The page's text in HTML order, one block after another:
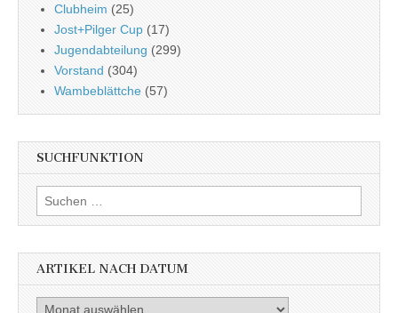
Clubheim (25)
Jost+Pilger Cup (17)
Jugendabteilung (299)
Vorstand (304)
Wambeblättche (57)
SUCHFUNKTION
Suchen
nach:
ARTIKEL NACH DATUM
Artikel